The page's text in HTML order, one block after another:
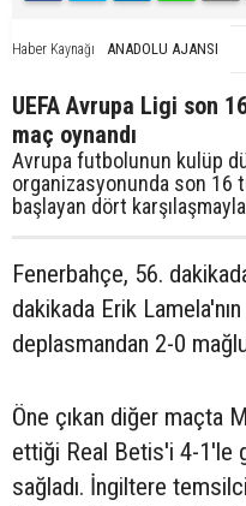
Haber Kaynağı ANADOLU AJANSI
UEFA Avrupa Ligi son
maç oynandı
Avrupa futbolunun kulüp
organizasyonunda son 16
başlayan dört
Fenerbahçe, 56.
dakikada Erik
deplasmandan 2-0
Öne çıkan diğer maçta
ettiği Real Betis'i 4-1'le
sağladı. İngiltere